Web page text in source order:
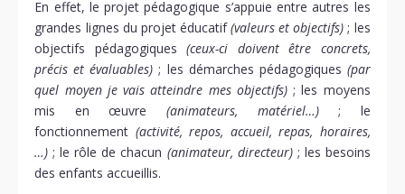
En effet, le projet pédagogique s’appuie entre autres les
grandes lignes du projet éducatif(valeurs et objectifs); les
objectifs pédagogiques(ceux-ci doivent être concrets,
précis et évaluables); les démarches pédagogiques (par
quel moyen je vais atteindre mes objectifs); les moyens
mis en œuvre
(animateurs, matériel…); le
fonctionnement (activité, repos, accueil, repas, horaires,
…); le rôle de chacun (animateur, directeur) ; les besoins
des enfants accueillis.